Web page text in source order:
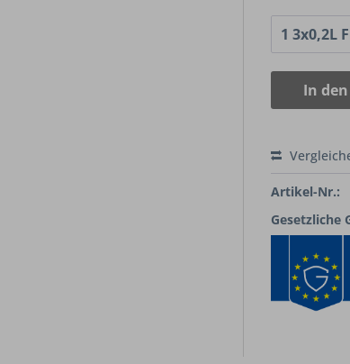
In den
Artikel-Nr.:
Gesetzliche